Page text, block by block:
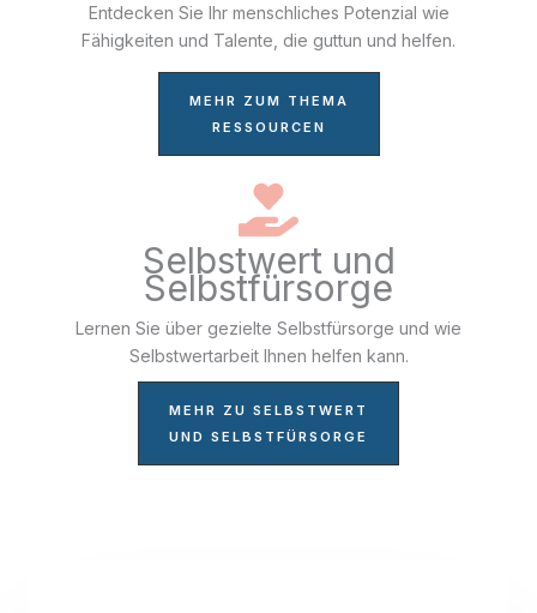
Entdecken Sie Ihr menschliches Potenzial wie
Fähigkeiten und Talente, die guttun und helfen.
MEHR ZUM THEMA
RESSOURCEN
Selbstwert und
Selbstfürsorge
Lernen Sie über gezielte Selbstfürsorge und wie
Selbstwertarbeit Ihnen helfen kann.
MEHR ZU SELBSTWERT
UND SELBSTFÜRSORGE